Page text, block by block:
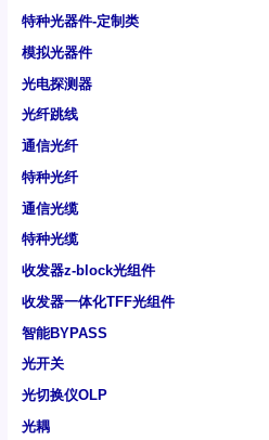
特种光器件-定制类
模拟光器件
光电探测器
光纤跳线
通信光纤
特种光纤
通信光缆
特种光缆
收发器z-block光组件
收发器一体化TFF光组件
智能BYPASS
光开关
光切换仪OLP
光耦